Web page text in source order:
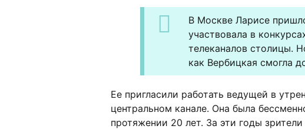
В Москве Ларисе
участвовала в
телеканалов столицы.
как Вербицкая смогла
Ее пригласили работать ведущей в
центральном канале. Она была
протяжении 20 лет. За эти годы